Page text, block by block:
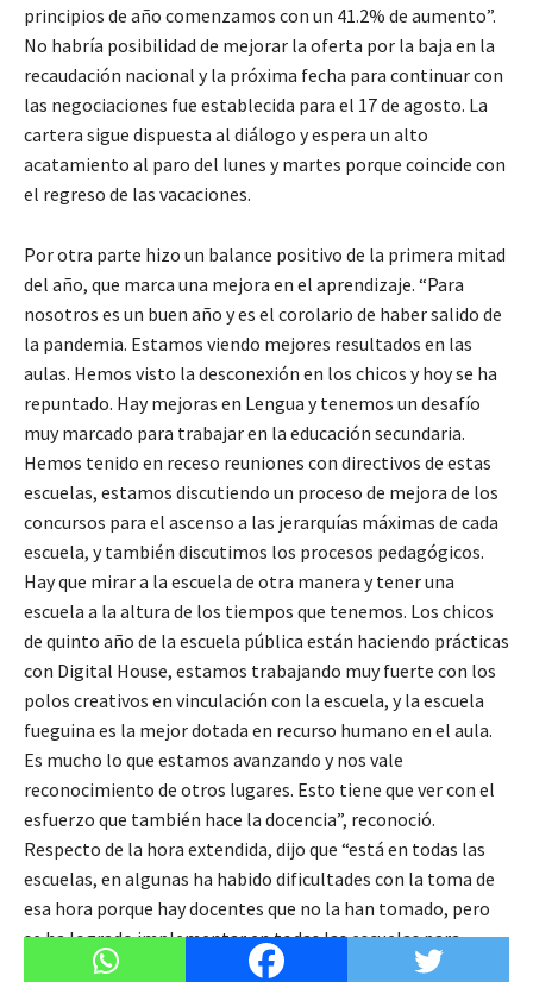
principios de año comenzamos con un 41.2% de aumento”.
No habría posibilidad de mejorar la oferta por la baja en la
recaudación nacional y la próxima fecha para continuar con
las negociaciones fue establecida para el 17 de agosto. La
cartera sigue dispuesta al diálogo y espera un alto
acatamiento al paro del lunes y martes porque coincide con
el regreso de las vacaciones.
Por otra parte hizo un balance positivo de la primera mitad
del año, que marca una mejora en el aprendizaje. “Para
nosotros es un buen año y es el corolario de haber salido de
la pandemia. Estamos viendo mejores resultados en las
aulas. Hemos visto la desconexión en los chicos y hoy se ha
repuntado. Hay mejoras en Lengua y tenemos un desafío
muy marcado para trabajar en la educación secundaria.
Hemos tenido en receso reuniones con directivos de estas
escuelas, estamos discutiendo un proceso de mejora de los
concursos para el ascenso a las jerarquías máximas de cada
escuela, y también discutimos los procesos pedagógicos.
Hay que mirar a la escuela de otra manera y tener una
escuela a la altura de los tiempos que tenemos. Los chicos
de quinto año de la escuela pública están haciendo prácticas
con Digital House, estamos trabajando muy fuerte con los
polos creativos en vinculación con la escuela, y la escuela
fueguina es la mejor dotada en recurso humano en el aula.
Es mucho lo que estamos avanzando y nos vale
reconocimiento de otros lugares. Esto tiene que ver con el
esfuerzo que también hace la docencia”, reconoció.
Respecto de la hora extendida, dijo que “está en todas las
escuelas, en algunas ha habido dificultades con la toma de
esa hora porque hay docentes que no la han tomado, pero
se ha logrado implementar en todas las escuelas para
favorecer Lengua y Matemática”.